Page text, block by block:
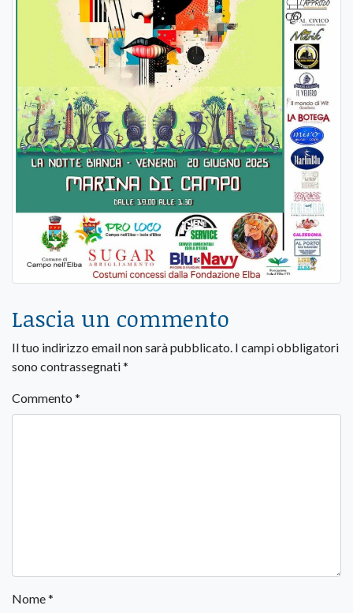
Lascia un commento
Il tuo indirizzo email non sarà pubblicato. I campi obbligatori
sono contrassegnati*
Commento *
Nome*